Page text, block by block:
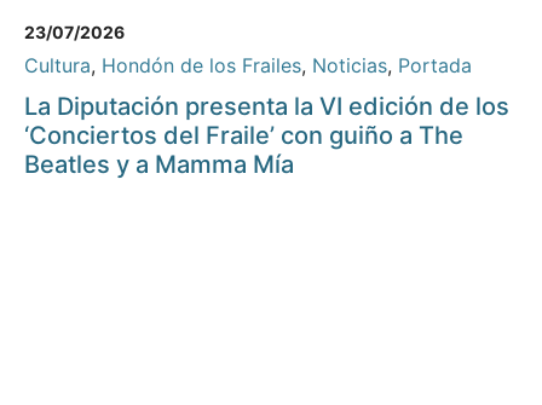
23/07/2026
Cultura, Hondón de los Frailes, Noticias, Portada
La Diputación presenta la VI edición de los
‘Conciertos del Fraile’ con guiño a The
Beatles y a Mamma Mía